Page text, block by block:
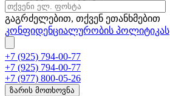
გაგრძელებით, თქვენ ეთანხმებით
კონფიდენციალურობის პოლიტიკას
+7 (925) 794-00-77
+7 (925) 794-00-77
+7 (977) 800-05-26
ზარის მოთხოვნა